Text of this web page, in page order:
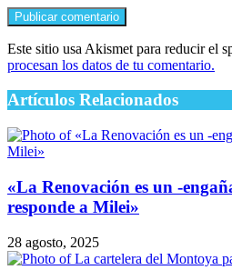
Este sitio usa Akismet para reducir el
procesan los datos de tu comentario.
Artículos Relacionados
«La Renovación es un -
responde a Milei»
28 agosto, 2025